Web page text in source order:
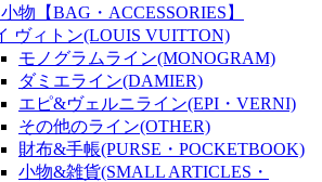
物【BAG・ACCESSORIES】
ヴィトン(LOUIS VUITTON)
モノグラムライン(MONOGRAM)
ダミエライン(DAMIER)
エピ&ヴェルニライン(EPI・VERNI)
その他のライン(OTHER)
財布&手帳(PURSE・POCKETBOOK)
小物&雑貨(SMALL ARTICLES・